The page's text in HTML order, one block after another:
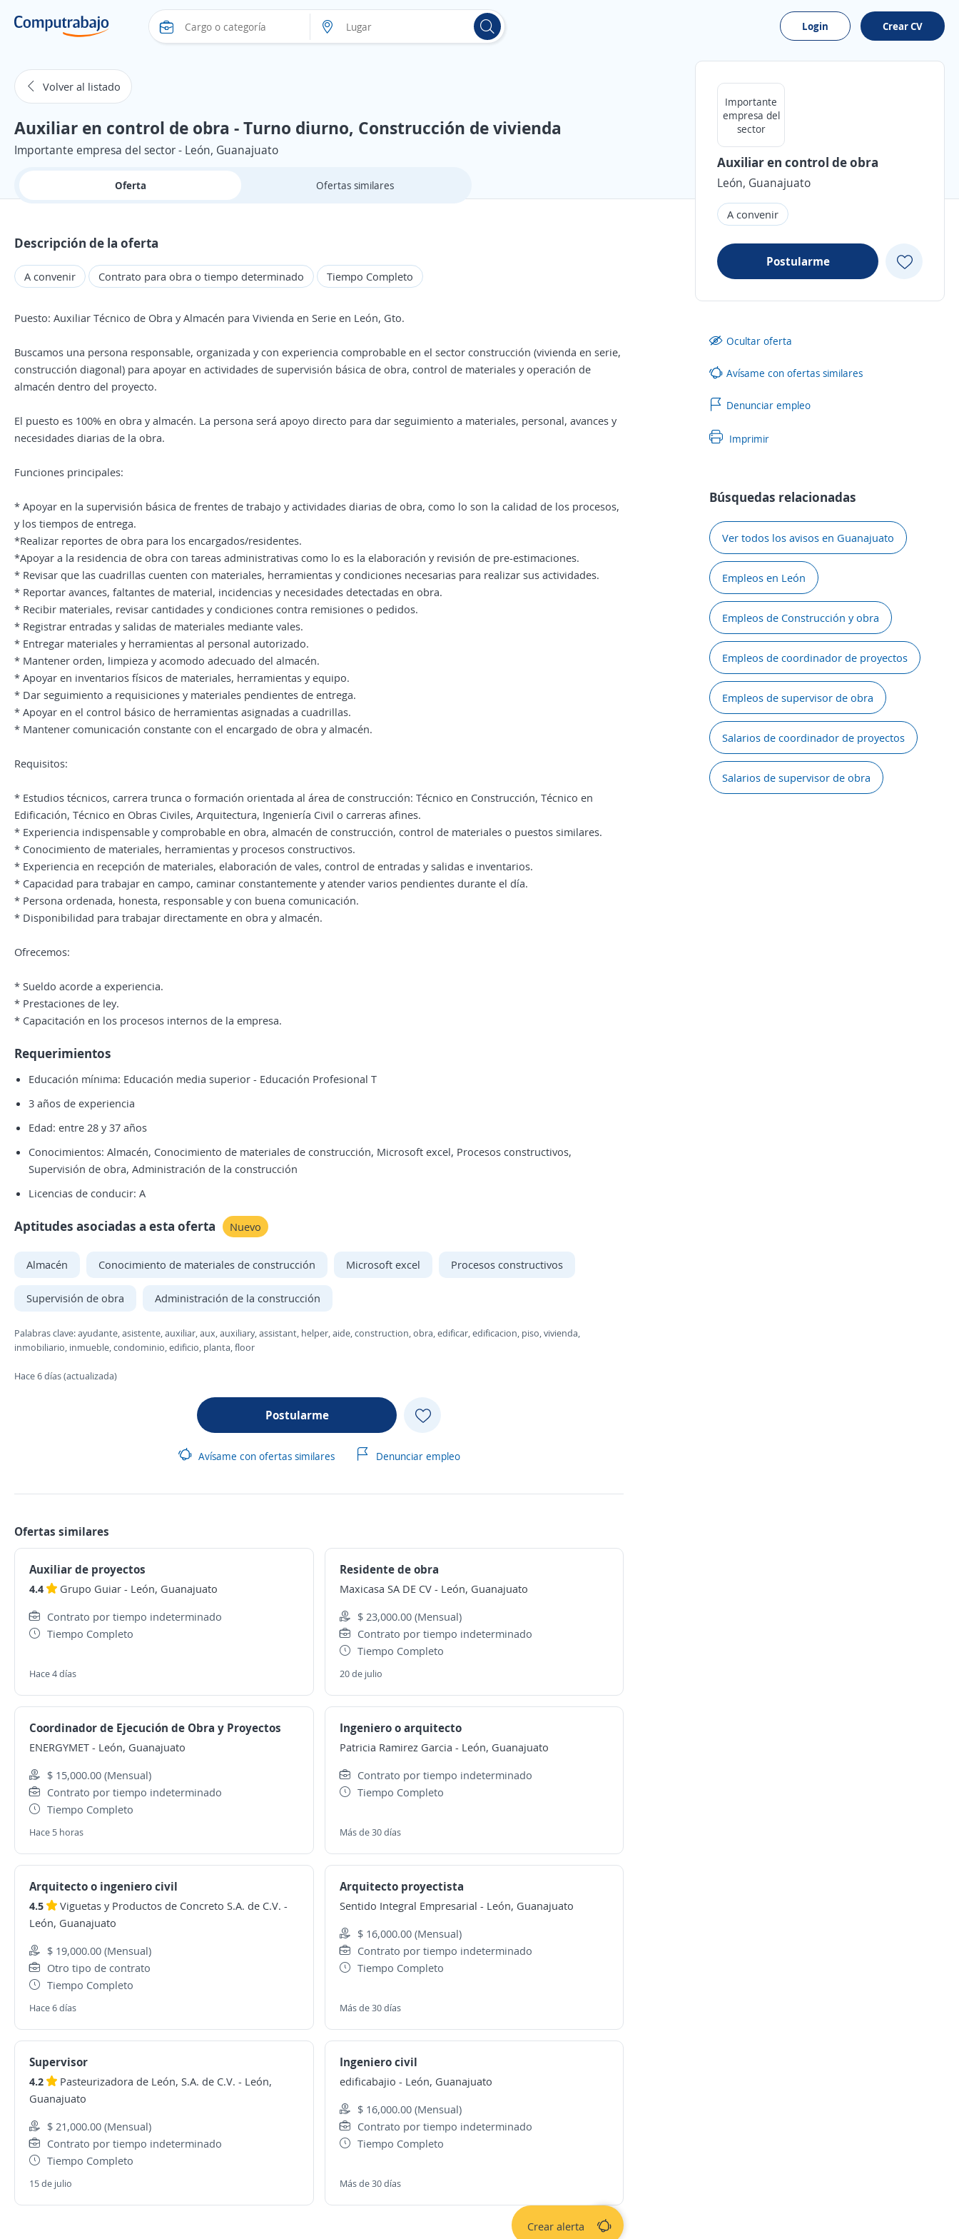
Login Crear CV
Volver al listado
Auxiliar en control de obra - Turno diurno, Construcción de vivienda
Importante empresa del sector - León, Guanajuato
Oferta Ofertas similares
Descripción de la oferta
A convenir Contrato para obra o tiempo determinado Tiempo Completo
Puesto: Auxiliar Técnico de Obra y Almacén para Vivienda en Serie en León, Gto.
Buscamos una persona responsable, organizada y con experiencia comprobable en el sector construcción (vivienda en serie,
construcción diagonal) para apoyar en actividades de supervisión básica de obra, control de materiales y operación de
almacén dentro del proyecto.
El puesto es 100% en obra y almacén. La persona será apoyo directo para dar seguimiento a materiales, personal, avances y
necesidades diarias de la obra.
Funciones principales:
* Apoyar en la supervisión básica de frentes de trabajo y actividades diarias de obra, como lo son la calidad de los procesos,
y los tiempos de entrega.
*Realizar reportes de obra para los encargados/residentes.
*Apoyar a la residencia de obra con tareas administrativas como lo es la elaboración y revisión de pre-estimaciones.
* Revisar que las cuadrillas cuenten con materiales, herramientas y condiciones necesarias para realizar sus actividades.
* Reportar avances, faltantes de material, incidencias y necesidades detectadas en obra.
* Recibir materiales, revisar cantidades y condiciones contra remisiones o pedidos.
* Registrar entradas y salidas de materiales mediante vales.
* Entregar materiales y herramientas al personal autorizado.
* Mantener orden, limpieza y acomodo adecuado del almacén.
* Apoyar en inventarios físicos de materiales, herramientas y equipo.
* Dar seguimiento a requisiciones y materiales pendientes de entrega.
* Apoyar en el control básico de herramientas asignadas a cuadrillas.
* Mantener comunicación constante con el encargado de obra y almacén.
Requisitos:
* Estudios técnicos, carrera trunca o formación orientada al área de construcción: Técnico en Construcción, Técnico en
Edificación, Técnico en Obras Civiles, Arquitectura, Ingeniería Civil o carreras afines.
* Experiencia indispensable y comprobable en obra, almacén de construcción, control de materiales o puestos similares.
* Conocimiento de materiales, herramientas y procesos constructivos.
* Experiencia en recepción de materiales, elaboración de vales, control de entradas y salidas e inventarios.
* Capacidad para trabajar en campo, caminar constantemente y atender varios pendientes durante el día.
* Persona ordenada, honesta, responsable y con buena comunicación.
* Disponibilidad para trabajar directamente en obra y almacén.
Ofrecemos:
* Sueldo acorde a experiencia.
* Prestaciones de ley.
* Capacitación en los procesos internos de la empresa.
Requerimientos
Educación mínima: Educación media superior - Educación Profesional T
3 años de experiencia
Edad: entre 28 y 37 años
Conocimientos: Almacén, Conocimiento de materiales de construcción, Microsoft excel, Procesos constructivos,
Supervisión de obra, Administración de la construcción
Licencias de conducir: A
Aptitudes asociadas a esta oferta Nuevo
Almacén Conocimiento de materiales de construcción Microsoft excel Procesos constructivos
Supervisión de obra Administración de la construcción
Palabras clave: ayudante, asistente, auxiliar, aux, auxiliary, assistant, helper, aide, construction, obra, edificar, edificacion, piso, vivienda,
inmobiliario, inmueble, condominio, edificio, planta, floor
Hace 6 días (actualizada)
Postularme
Avísame con ofertas similares Denunciar empleo
Ofertas similares
Auxiliar de proyectos
4.4 Grupo Guiar - León, Guanajuato
Contrato por tiempo indeterminado
Tiempo Completo
Hace 4 días
Residente de obra
Maxicasa SA DE CV - León, Guanajuato
$ 23,000.00 (Mensual)
Contrato por tiempo indeterminado
Tiempo Completo
20 de julio
Coordinador de Ejecución de Obra y Proyectos
ENERGYMET - León, Guanajuato
$ 15,000.00 (Mensual)
Contrato por tiempo indeterminado
Tiempo Completo
Hace 5 horas
Ingeniero o arquitecto
Patricia Ramirez Garcia - León, Guanajuato
Contrato por tiempo indeterminado
Tiempo Completo
Más de 30 días
Arquitecto o ingeniero civil
4.5 Viguetas y Productos de Concreto S.A. de C.V. -
León, Guanajuato
$ 19,000.00 (Mensual)
Otro tipo de contrato
Tiempo Completo
Hace 6 días
Arquitecto proyectista
Sentido Integral Empresarial - León, Guanajuato
$ 16,000.00 (Mensual)
Contrato por tiempo indeterminado
Tiempo Completo
Más de 30 días
Supervisor
4.2 Pasteurizadora de León, S.A. de C.V. - León,
Guanajuato
$ 21,000.00 (Mensual)
Contrato por tiempo indeterminado
Tiempo Completo
15 de julio
Ingeniero civil
edificabajio - León, Guanajuato
$ 16,000.00 (Mensual)
Contrato por tiempo indeterminado
Tiempo Completo
Más de 30 días
Crear alerta
Importante
empresa del
sector
Auxiliar en control de obra
León, Guanajuato
A convenir
Postularme
Ocultar oferta
Avísame con ofertas similares
Denunciar empleo
Imprimir
Búsquedas relacionadas
Ver todos los avisos en Guanajuato
Empleos en León
Empleos de Construcción y obra
Empleos de coordinador de proyectos
Empleos de supervisor de obra
Salarios de coordinador de proyectos
Salarios de supervisor de obra